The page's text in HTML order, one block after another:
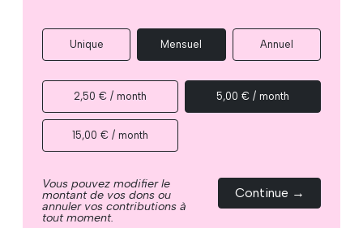
Unique Mensuel Annuel
2,50 € / month 5,00 € / month
15,00 € / month
Vous pouvez modifier le
montant de vos dons ou
annuler vos contributions à
tout moment.
Continue →